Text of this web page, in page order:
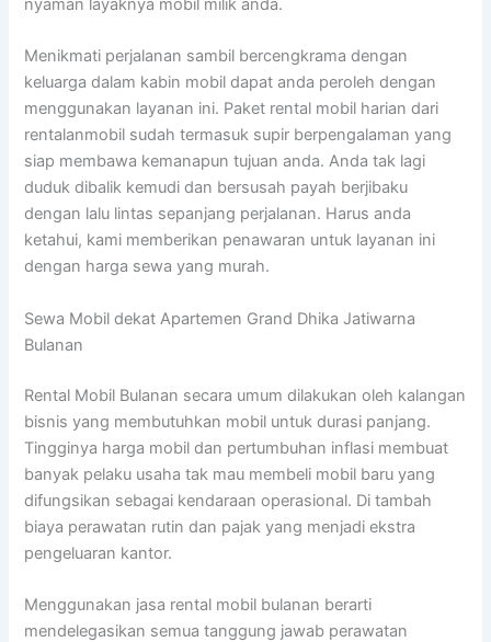
nyaman layaknya mobil milik anda.
Menikmati perjalanan sambil bercengkrama dengan
keluarga dalam kabin mobil dapat anda peroleh dengan
menggunakan layanan ini. Paket rental mobil harian dari
rentalanmobil sudah termasuk supir berpengalaman yang
siap membawa kemanapun tujuan anda. Anda tak lagi
duduk dibalik kemudi dan bersusah payah berjibaku
dengan lalu lintas sepanjang perjalanan. Harus anda
ketahui, kami memberikan penawaran untuk layanan ini
dengan harga sewa yang murah.
Sewa Mobil dekat Apartemen Grand Dhika Jatiwarna
Bulanan
Rental Mobil Bulanan secara umum dilakukan oleh kalangan
bisnis yang membutuhkan mobil untuk durasi panjang.
Tingginya harga mobil dan pertumbuhan inflasi membuat
banyak pelaku usaha tak mau membeli mobil baru yang
difungsikan sebagai kendaraan operasional. Di tambah
biaya perawatan rutin dan pajak yang menjadi ekstra
pengeluaran kantor.
Menggunakan jasa rental mobil bulanan berarti
mendelegasikan semua tanggung jawab perawatan